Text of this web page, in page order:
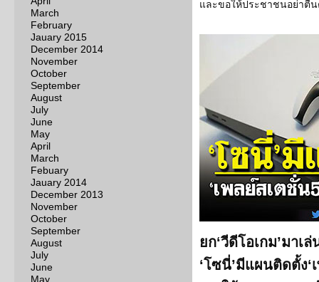
March
February
Jauary 2015
December 2014
November
October
September
August
July
June
May
April
March
Febuary
Jauary 2014
December 2013
November
October
September
August
July
June
May
และขอให้ประชาชนอย่าตื่
ยก‘วีดีโอเกม’มาเ
‘โซนี่’มีแผนติดตั้ง‘